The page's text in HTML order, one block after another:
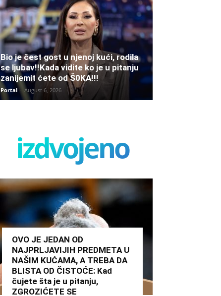
Bio je čest gost u njenoj kući, rodila
se ljubav!!Kada vidite ko je u pitanju
zanijemit ćete od Š0KA!!!
Portal - August 6, 2026
izdvojeno
OVO JE JEDAN OD
NAJPRLJAVIJIH PREDMETA U
NAŠIM KUĆAMA, A TREBA DA
BLISTA OD ČISTOĆE: Kad
čujete šta je u pitanju,
ZGROZIĆETE SE